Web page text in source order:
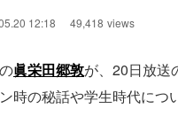
12:18 49,418 views
眞栄田郷敦が、20日放送
時の秘話や学生時代につ